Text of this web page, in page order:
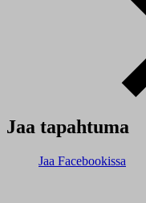
Jaa tapahtuma
Jaa Facebookissa